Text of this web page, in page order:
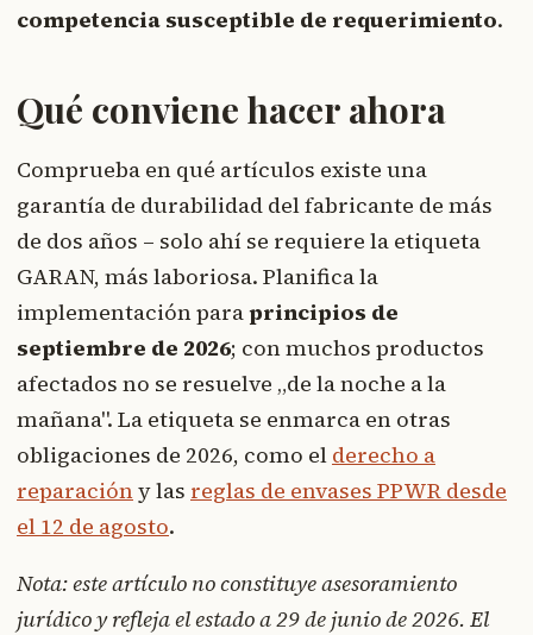
competencia susceptible de requerimiento.
Qué conviene hacer ahora
Comprueba en qué artículos existe una
garantía de durabilidad del fabricante de más
de dos años – solo ahí se requiere la etiqueta
GARAN, más laboriosa. Planifica la
implementación paraprincipios de
septiembre de 2026; con muchos productos
afectados no se resuelve „de la noche a la
mañana". La etiqueta se enmarca en otras
obligaciones de 2026, como el derecho a
reparacióny las reglas de envases PPWR desde
el 12 de agosto.
Nota: este artículo no constituye asesoramiento
jurídico y refleja el estado a 29 de junio de 2026. El